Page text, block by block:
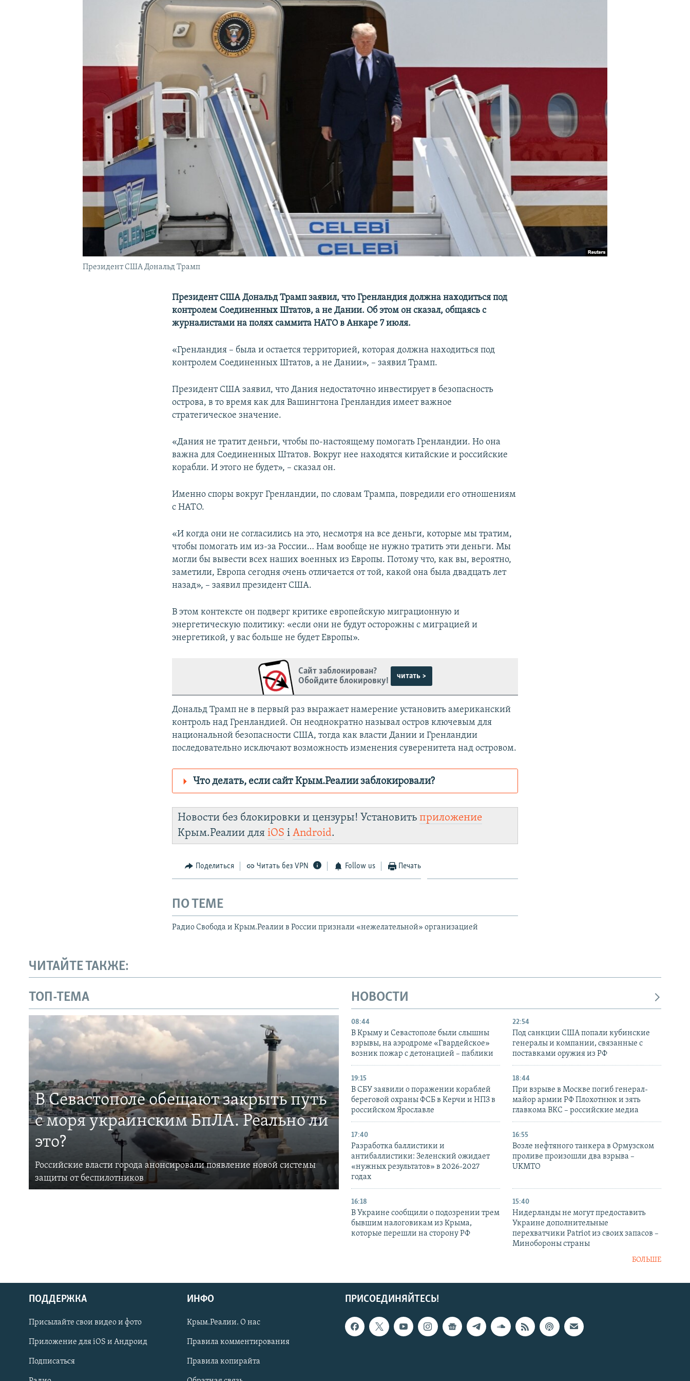
Українською
Qırımtatar
ПРИСОЕДИНЯЙТЕСЬ!
Президент США Дональд Трамп
Президент США Дональд Трамп заявил, что Гренландия должна находиться под
контролем Соединенных Штатов, а не Дании. Об этом он сказал, общаясь с
журналистами на полях саммита НАТО в Анкаре 7 июля.
«Гренландия – была и остается территорией, которая должна находиться под
контролем Соединенных Штатов, а не Дании», – заявил Трамп.
Президент США заявил, что Дания недостаточно инвестирует в безопасность
острова, в то время как для Вашингтона Гренландия имеет важное
стратегическое значение.
«Дания не тратит деньги, чтобы по-настоящему помогать Гренландии. Но она
важна для Соединенных Штатов. Вокруг нее находятся китайские и российские
корабли. И этого не будет», – сказал он.
Именно споры вокруг Гренландии, по словам Трампа, повредили его отношениям
с НАТО.
«И когда они не согласились на это, несмотря на все деньги, которые мы тратим,
чтобы помогать им из-за России… Нам вообще не нужно тратить эти деньги. Мы
могли бы вывести всех наших военных из Европы. Потому что, как вы, вероятно,
заметили, Европа сегодня очень отличается от той, какой она была двадцать лет
назад», – заявил президент США.
В этом контексте он подверг критике европейскую миграционную и
энергетическую политику: «если они не будут осторожны с миграцией и
энергетикой, у вас больше не будет Европы».
Сайт заблокирован?
Обойдите блокировку!
читать >
Дональд Трамп не в первый раз выражает намерение установить американский
контроль над Гренландией. Он неоднократно называл остров ключевым для
национальной безопасности США, тогда как власти Дании и Гренландии
последовательно исключают возможность изменения суверенитета над островом.
Что делать, если сайт Крым.Реалии заблокировали?
https://smarturl.click/zYdJA
Telegram
Instagram
Viber Крым.Реалии
Новости без блокировки и цензуры! Установитьприложение
Крым.Реалии дляiOS іAndroid.
Поделиться Читать без VPN Follow us Печать
ПО ТЕМЕ
Радио Свобода и Крым.Реалии в России признали «нежелательной» организацией
ЧИТАЙТЕ ТАКЖЕ:
ТОП-ТЕМА
В Севастополе обещают закрыть путь
с моря украинским БпЛА. Реально ли
это?
Российские власти города анонсировали появление новой системы
защиты от беспилотников
НОВОСТИ
08:44
В Крыму и Севастополе были слышны
взрывы, на аэродроме «Гвардейское»
возник пожар с детонацией – паблики
22:54
Под санкции США попали кубинские
генералы и компании, связанные с
поставками оружия из РФ
19:15
В СБУ заявили о поражении кораблей
береговой охраны ФСБ в Керчи и НПЗ в
российском Ярославле
18:44
При взрыве в Москве погиб генерал-
майор армии РФ Плохотнюк и зять
главкома ВКС – российские медиа
17:40
Разработка баллистики и
антибаллистики: Зеленский ожидает
«нужных результатов» в 2026-2027
годах
16:55
Возле нефтяного танкера в Ормузском
проливе произошли два взрыва –
UKMTO
16:18
В Украине сообщили о подозрении трем
бывшим налоговикам из Крыма,
которые перешли на сторону РФ
15:40
Нидерланды не могут предоставить
Украине дополнительные
перехватчики Patriot из своих запасов –
Минобороны страны
БОЛЬШЕ
ПРИСОЕДИНЯЙТЕСЬ!
ПОДДЕРЖКА
Присылайте свои видео и фото
Приложение для iOS и Андроид
Подписаться
ИНФО
Крым.Реалии. О нас
Правила комментирования
Правила копирайта